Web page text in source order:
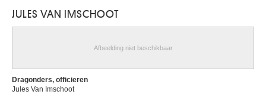
JULES VAN IMSCHOOT
Afbeelding niet beschikbaar
Dragonders, officieren
Jules Van Imschoot